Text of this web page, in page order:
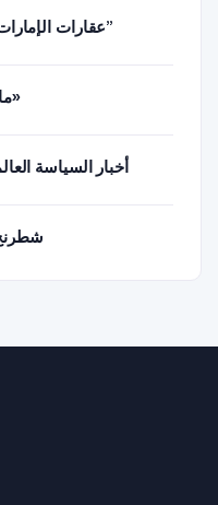
“عقارات الإمارات: رؤية مستقبلية تحت راية الاتحاد”
مانشستر سيتي.. «الصفقة الخامسة»
أخبار السياسة